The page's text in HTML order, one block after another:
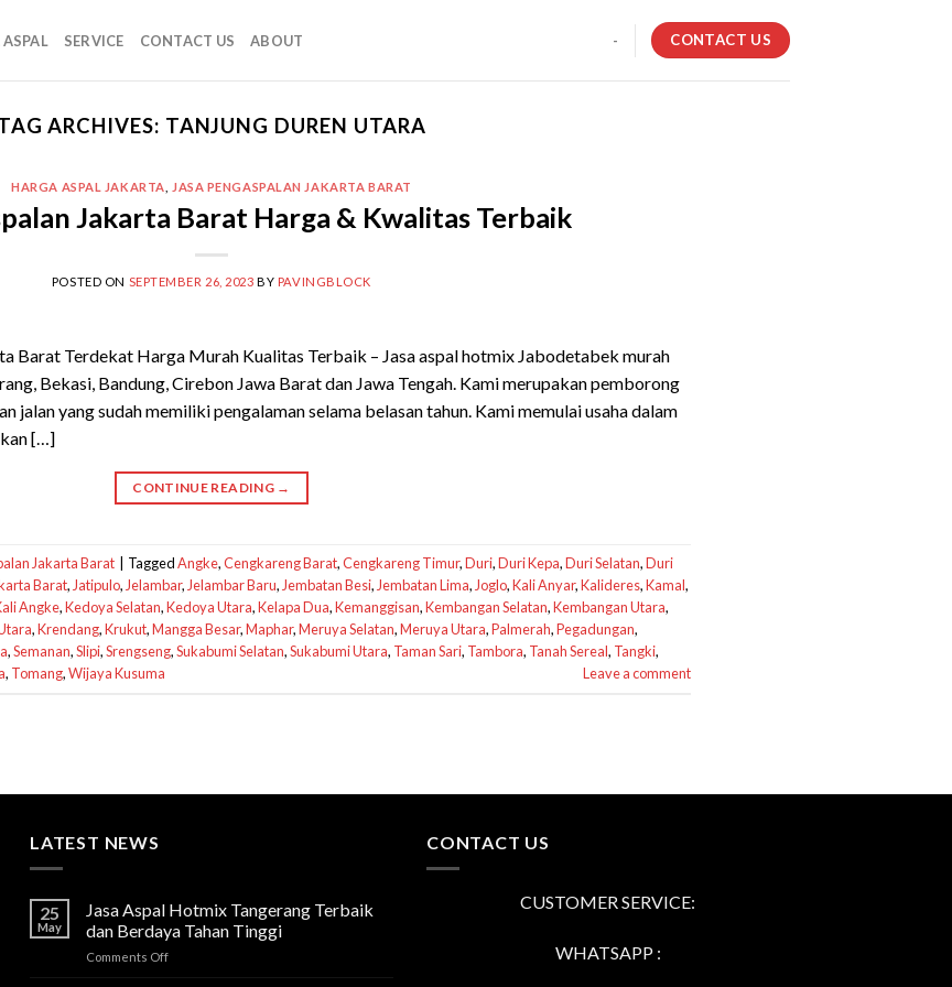
SERVICE CONTACT US ABOUT - CONTACT US
ARCHIVES: TANJUNG DUREN UTARA
HARGA ASPAL JAKARTA JASA PENGASPALAN JAKARTA BARAT
Jakarta Barat Harga & Kwalitas Terbaik
POSTED ON SEPTEMBER 26, 2023 BY PAVINGBLOCK
Barat Terdekat Harga Murah Kualitas Terbaik – Jasa aspal hotmix Jabodetabek murah
Bekasi, Bandung, Cirebon Jawa Barat dan Jawa Tengah. Kami merupakan pemborong
jalan yang sudah memiliki pengalaman selama belasan tahun. Kami memulai usaha dalam
[…]
CONTINUE READING →
Jakarta Barat TaggedAngke,Cengkareng Barat,Cengkareng Timur,Duri,Duri Kepa,Duri Selatan,Duri
Barat, Jatipulo, Jelambar, Jelambar Baru, Jembatan Besi, Jembatan Lima, Joglo,Kali Anyar,Kalideres,Kamal,
Angke,Kedoya Selatan,Kedoya Utara,Kelapa Dua,Kemanggisan,Kembangan Selatan,Kembangan Utara,
,Krendang,Krukut,Mangga Besar,Maphar,Meruya Selatan,Meruya Utara,Palmerah,Pegadungan,
,Semanan,Slipi,Srengseng,Sukabumi Selatan,Sukabumi Utara, Taman Sari, Tambora, Tanah Sereal, Tangki,
, Tomang,Wijaya Kusuma Leave a comment
LATEST NEWS
25
May
Jasa Aspal Hotmix Tangerang Terbaik
dan Berdaya Tahan Tinggi
Comments Offon
CONTACT US
CUSTOMER SERVICE:
WHATSAPP :